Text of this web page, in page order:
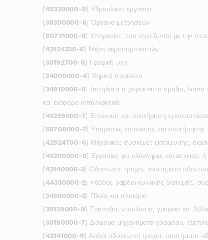
[45330000-9] Υδραυλικές εργασίες
[38300000-8] Όργανα μετρήσεων
[90731000-0] Υπηρεσίες που σχετίζονται με την
[42124330-6] Μέρη αεροσυμπιεστών
[30192700-8] Γραφική ύλη
[24000000-4] Χημικά προϊόντα
[34910000-9] Ιππήλατα ή χειροκίνητα αμάξια,
και διάφορα ανταλλακτικά
[45259000-7] Επισκευή και συντήρηση
[50700000-2] Υπηρεσίες επισκευής και συντήρησης
[42924700-6] Μηχανικές συσκευές εκτόξευσης,
[45200000-9] Εργασίες για ολόκληρες κατασκευές
[42140000-2] Οδοντωτοί τροχοί, συστήματα
[44330000-2] Ράβδοι, ράβδοι κυκλικής διατομής,
[34500000-2] Πλοία και πλοιάρια
[39120000-9] Τραπέζια, ντουλάπια, γραφεία και
[30190000-7] Διάφορα μηχανήματα γραφείου,
[42141000-9] Απλοί οδοντωτοί τροχοί, συστήματα